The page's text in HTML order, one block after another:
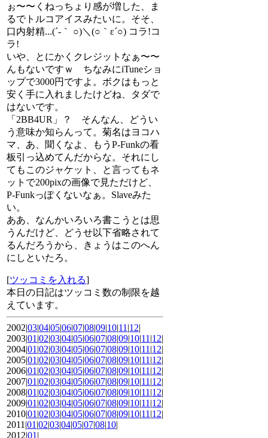
ぉ〜〜くねっちょり感が増した、ま
るでトルコアイスみたいに。そそ、
口内射精...(´‐｀ ○)＼(○｀ε´○) コラ!コ
ラ!
いや、とにかくクレジットなぁ〜〜
んもないですｗ ちなみにiTuneショ
ップで3000円ですよ。ボクはもっと
安く手に入れましたけどね、タダで
はないです。
「2BB4UR」？ そんなん、どうい
う意味か知らんって。菊名はヨコハ
マ、あ、聞くなよ、もうP-Funkの看
板引っ込めてんだからな。それにし
てもこのジャケット、と言ってもネ
ットで200pixの画像で見ただけど、
P-Funkっぽくないなぁ。Slaveみた
い。
ああ、なんかいろいろ書こうとは思
うんだけど、どうせ以下省略されて
るんだろうから、きょうはこのへん
にしといたろ。
[ツッコミを入れる]
本日の日記はツッコミ数の制限を越
えています。
2002|03|04|05|06|07|08|09|10|11|12|
2003|01|02|03|04|05|06|07|08|09|10|11|12|
2004|01|02|03|04|05|06|07|08|09|10|11|12|
2005|01|02|03|04|05|06|07|08|09|10|11|12|
2006|01|02|03|04|05|06|07|08|09|10|11|12|
2007|01|02|03|04|05|06|07|08|09|10|11|12|
2008|01|02|03|04|05|06|07|08|09|10|11|12|
2009|01|02|03|04|05|06|07|08|09|10|11|12|
2010|01|02|03|04|05|06|07|08|09|10|11|12|
2011|01|02|03|04|05|07|08|10|
2012|01|